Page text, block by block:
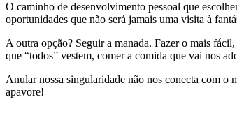
O caminho de desenvolvimento pessoal que
oportunidades que não será jamais uma visita à
A outra opção? Seguir a manada. Fazer o mais
que “todos” vestem, comer a comida que vai nos
Anular nossa singularidade não nos conecta com o
apavore!